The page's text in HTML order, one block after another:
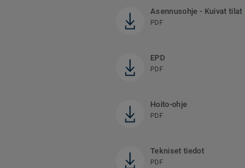
Asennusohje - Kuivat tilat
PDF
EPD
PDF
Hoito-ohje
PDF
Tekniset tiedot
PDF